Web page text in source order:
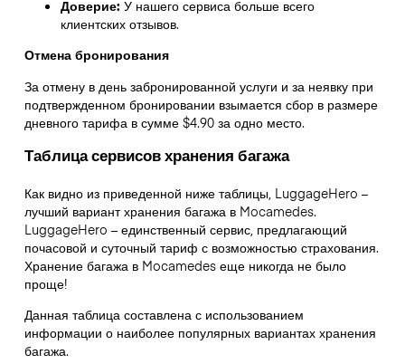
Доверие: У нашего сервиса больше всего
клиентских отзывов.
Отмена бронирования
За отмену в день забронированной услуги и за неявку при
подтвержденном бронировании взымается сбор в размере
дневного тарифа в сумме $4.90 за одно место.
Таблица сервисов хранения багажа
Как видно из приведенной ниже таблицы, LuggageHero –
лучший вариант хранения багажа в Mocamedes.
LuggageHero – единственный сервис, предлагающий
почасовой и суточный тариф с возможностью страхования.
Хранение багажа в Mocamedesеще никогда не было
проще!
Данная таблица составлена с использованием
информации о наиболее популярных вариантах хранения
багажа.